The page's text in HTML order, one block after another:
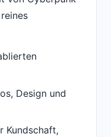
Design und
Kundschaft,